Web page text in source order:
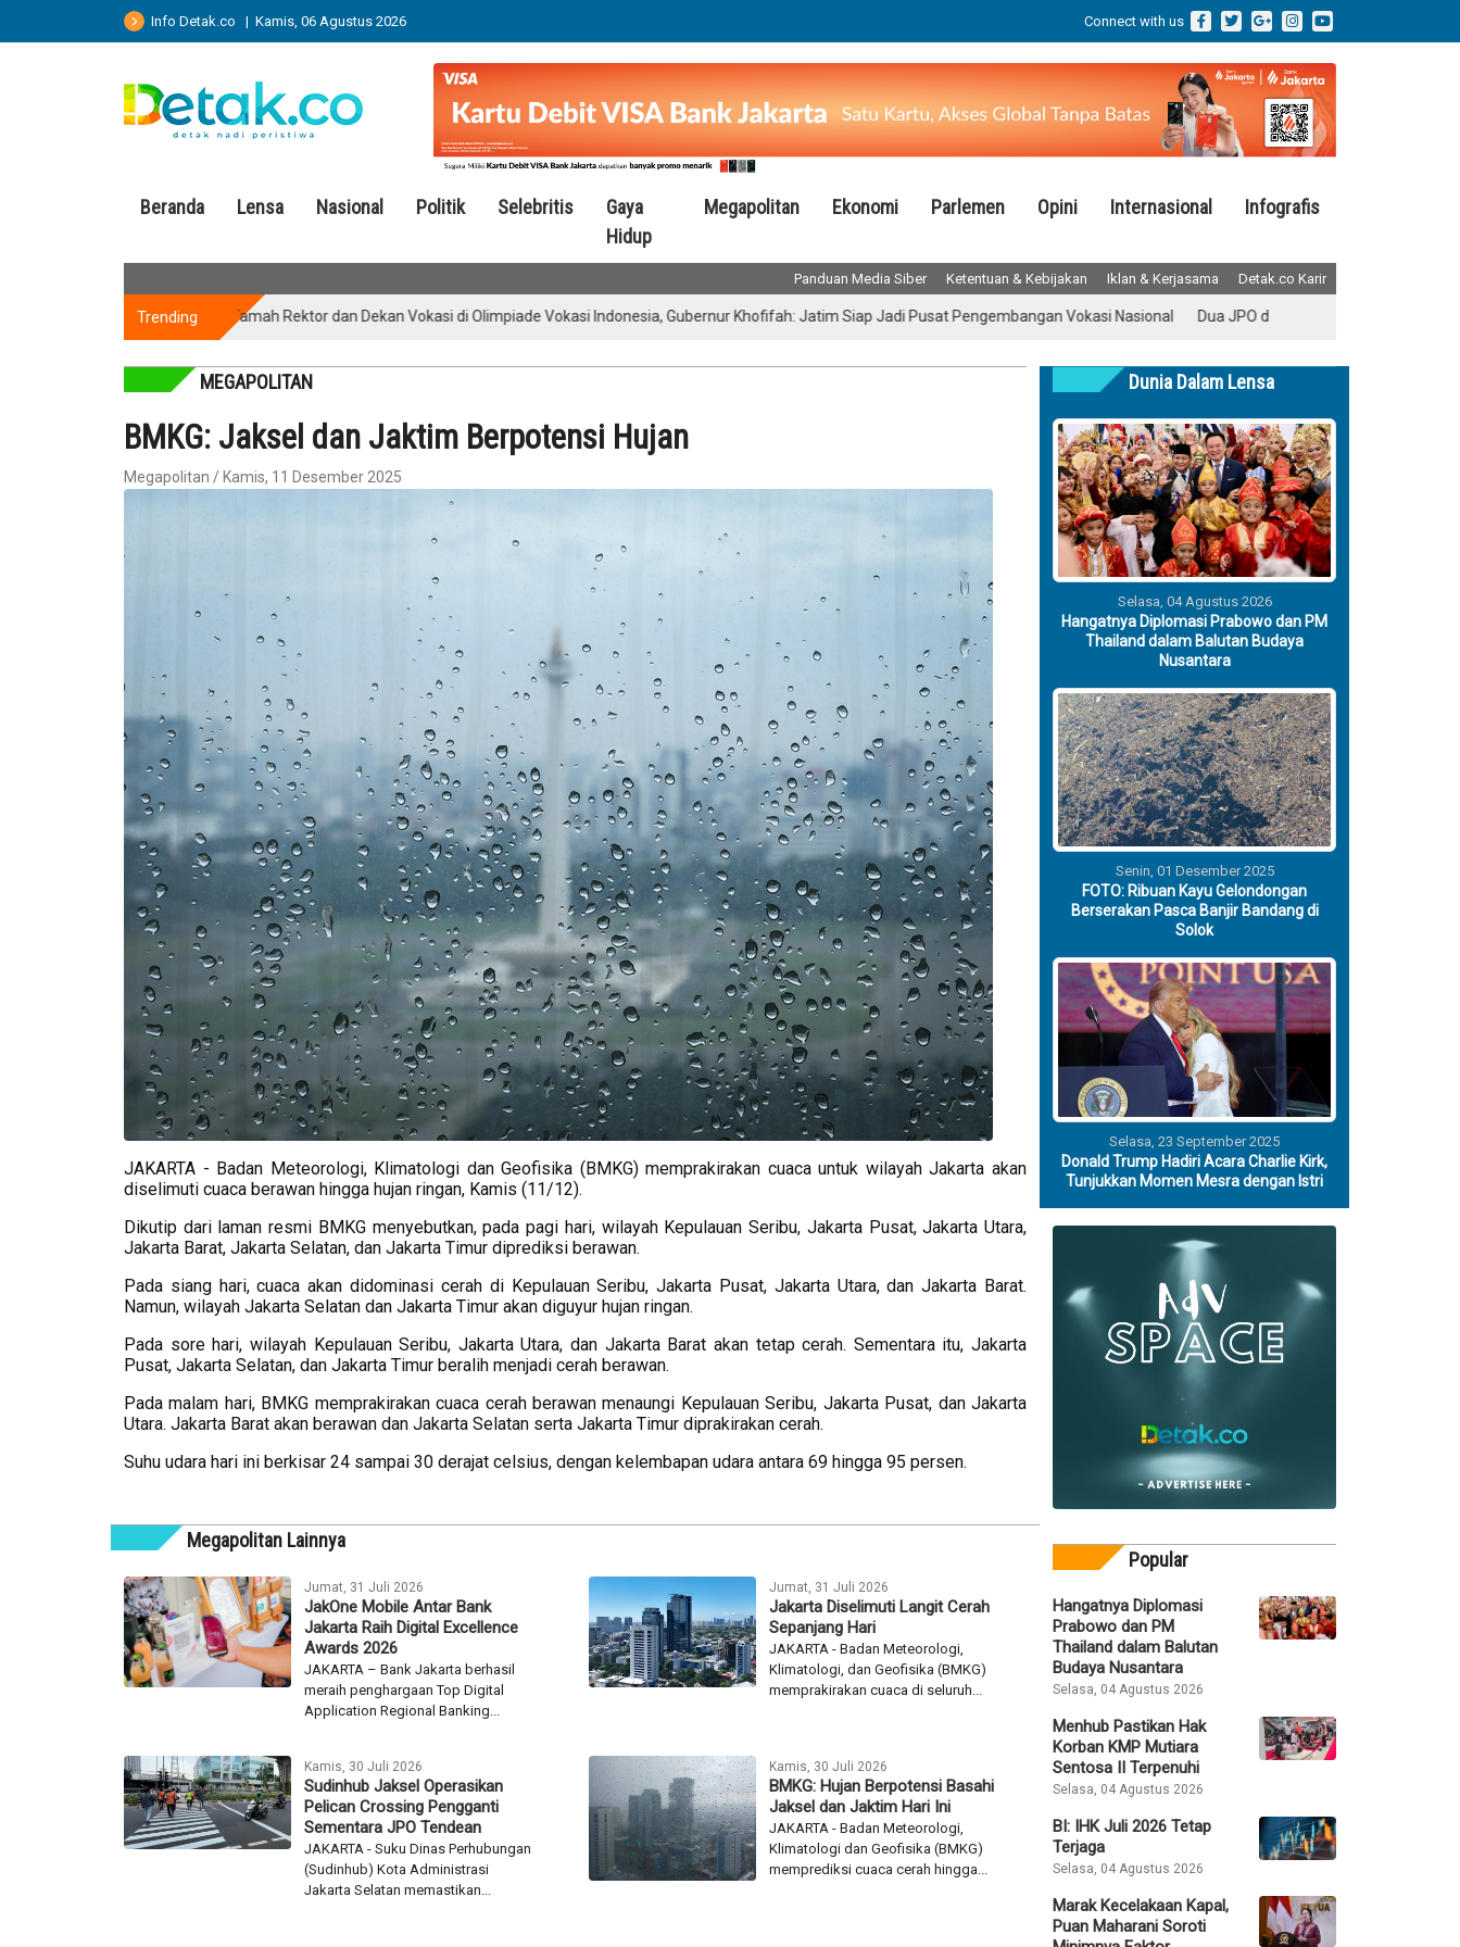
Info Detak.co | Kamis, 06 Agustus 2026 Connect with us
Beranda Lensa Nasional Politik Selebritis
Gaya
Hidup
Megapolitan Ekonomi Parlemen Opini Internasional Infografis
Panduan Media Siber Ketentuan & Kebijakan Iklan & Kerjasama Detak.co Karir
Trending
Ramah Tamah Rektor dan Dekan Vokasi di Olimpiade Vokasi Indonesia, Gubernur Khofifah: Jatim Siap Jadi Pusat Pengembangan Vokasi Nasional Dua JPO di Rasuna Said Bakal Terhubung
MEGAPOLITAN
BMKG: Jaksel dan Jaktim Berpotensi Hujan
Megapolitan / Kamis, 11 Desember 2025
JAKARTA - Badan Meteorologi, Klimatologi dan Geofisika (BMKG) memprakirakan cuaca untuk wilayah Jakarta akan
diselimuti cuaca berawan hingga hujan ringan, Kamis (11/12).
Dikutip dari laman resmi BMKG menyebutkan, pada pagi hari, wilayah Kepulauan Seribu, Jakarta Pusat, Jakarta Utara,
Jakarta Barat, Jakarta Selatan, dan Jakarta Timur diprediksi berawan.
Pada siang hari, cuaca akan didominasi cerah di Kepulauan Seribu, Jakarta Pusat, Jakarta Utara, dan Jakarta Barat.
Namun, wilayah Jakarta Selatan dan Jakarta Timur akan diguyur hujan ringan.
Pada sore hari, wilayah Kepulauan Seribu, Jakarta Utara, dan Jakarta Barat akan tetap cerah. Sementara itu, Jakarta
Pusat, Jakarta Selatan, dan Jakarta Timur beralih menjadi cerah berawan.
Pada malam hari, BMKG memprakirakan cuaca cerah berawan menaungi Kepulauan Seribu, Jakarta Pusat, dan Jakarta
Utara. Jakarta Barat akan berawan dan Jakarta Selatan serta Jakarta Timur diprakirakan cerah.
Suhu udara hari ini berkisar 24 sampai 30 derajat celsius, dengan kelembapan udara antara 69 hingga 95 persen.
Megapolitan Lainnya
Jumat, 31 Juli 2026
JakOne Mobile Antar Bank
Jakarta Raih Digital Excellence
Awards 2026
JAKARTA – Bank Jakarta berhasil
meraih penghargaan Top Digital
Application Regional Banking...
Jumat, 31 Juli 2026
Jakarta Diselimuti Langit Cerah
Sepanjang Hari
JAKARTA - Badan Meteorologi,
Klimatologi, dan Geofisika (BMKG)
memprakirakan cuaca di seluruh...
Kamis, 30 Juli 2026
Sudinhub Jaksel Operasikan
Pelican Crossing Pengganti
Sementara JPO Tendean
JAKARTA - Suku Dinas Perhubungan
(Sudinhub) Kota Administrasi
Jakarta Selatan memastikan...
Kamis, 30 Juli 2026
BMKG: Hujan Berpotensi Basahi
Jaksel dan Jaktim Hari Ini
JAKARTA - Badan Meteorologi,
Klimatologi dan Geofisika (BMKG)
memprediksi cuaca cerah hingga...
Dunia Dalam Lensa
Selasa, 04 Agustus 2026
Hangatnya Diplomasi Prabowo dan PM
Thailand dalam Balutan Budaya
Nusantara
Senin, 01 Desember 2025
FOTO: Ribuan Kayu Gelondongan
Berserakan Pasca Banjir Bandang di
Solok
Selasa, 23 September 2025
Donald Trump Hadiri Acara Charlie Kirk,
Tunjukkan Momen Mesra dengan Istri
Popular
Hangatnya Diplomasi
Prabowo dan PM
Thailand dalam Balutan
Budaya Nusantara
Selasa, 04 Agustus 2026
Menhub Pastikan Hak
Korban KMP Mutiara
Sentosa II Terpenuhi
Selasa, 04 Agustus 2026
BI: IHK Juli 2026 Tetap
Terjaga
Selasa, 04 Agustus 2026
Marak Kecelakaan Kapal,
Puan Maharani Soroti